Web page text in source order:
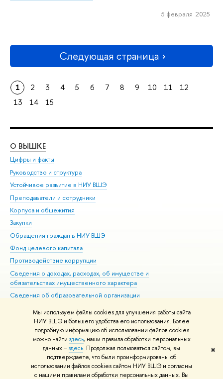
Мы используем файлы cookies для улучшения работы сайта
НИУ ВШЭ и большего удобства его использования. Более
подробную информацию об использовании файлов cookies
можно найти здесь, наши правила обработки персональных
данных –здесь. Продолжая пользоваться сайтом, вы
подтверждаете, что были проинформированы об
использовании файлов cookies сайтом НИУ ВШЭ и согласны
с нашими правилами обработки персональных данных. Вы
✖
5 февраля 2025
Следующая страница
1 2 3 4 5 6 7 8 9 10 11
12
13
14 15
О ВЫШКЕ
Цифры и факты
Руководство и структура
Устойчивое развитие в НИУ ВШЭ
Преподаватели и сотрудники
Корпуса и общежития
Закупки
Обращения граждан в НИУ ВШЭ
Фонд целевого капитала
Противодействие коррупции
Сведения о доходах, расходах, об имуществе и
обязательствах имущественного характера
Сведения об образовательной организации
Людям с ограниченными возможностями здоровья
Единая платежная страница
Работа в Вышке
© НИУ ВШЭ 1993–2026 Адреса и контакты Условия использования
материалов Политика конфиденциальности Карта сайта